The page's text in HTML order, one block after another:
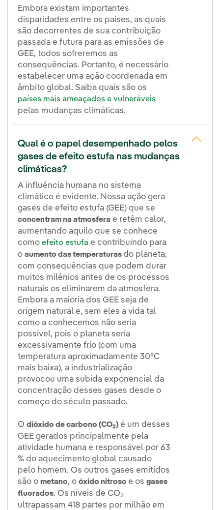
Embora existam importantes
disparidades entre os países, as quais
são decorrentes de sua contribuição
passada e futura para as emissões de
GEE, todos sofreremos as
consequências. Portanto, é necessário
estabelecer uma ação coordenada em
âmbito global. Saiba quais são os
países mais ameaçados e vulneráveis
pelas mudanças climáticas.
Qual é o papel desempenhado pelos
gases de efeito estufa nas mudanças
climáticas?
A influência humana no sistema
climático é evidente. Nossa ação gera
gases de efeito estufa (GEE) que se
concentram na atmosfera e retêm calor,
aumentando aquilo que se conhece
como efeito estufa e contribuindo para
o aumento das temperaturas do planeta,
com consequências que podem durar
muitos milênios antes de os processos
naturais os eliminarem da atmosfera.
Embora a maioria dos GEE seja de
origem natural e, sem eles a vida tal
como a conhecemos não seria
possível, pois o planeta seria
excessivamente frio (com uma
temperatura aproximadamente 30°C
mais baixa), a industrialização
provocou uma subida exponencial da
concentração desses gases desde o
começo do século passado.
O dióxido de carbono (CO2) é um desses
GEE gerados principalmente pela
atividade humana e responsável por 63
% do aquecimento global causado
pelo homem. Os outros gases emitidos
são o metano, o óxido nitroso e os gases
fluorados. Os níveis de CO2
ultrapassam 418 partes por milhão em